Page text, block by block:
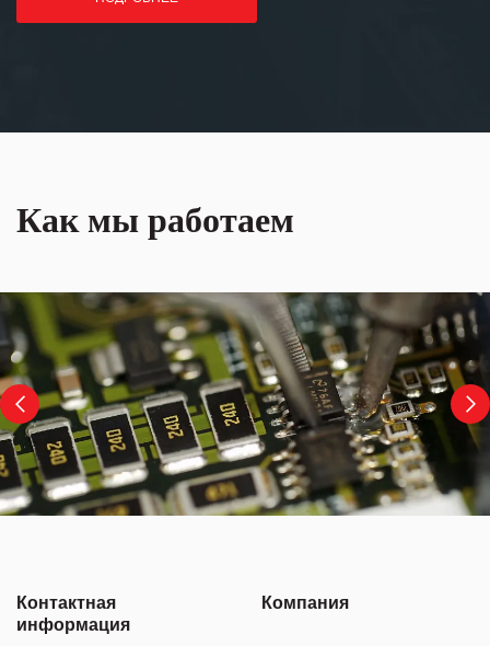
Как мы работаем
Контактная
информация
Компания